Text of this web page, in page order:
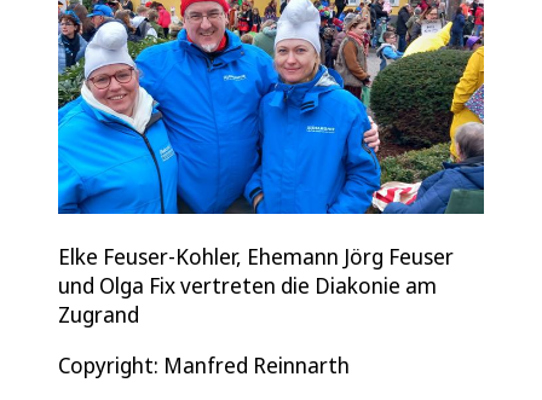
Elke Feuser-Kohler, Ehemann Jörg Feuser
und Olga Fix vertreten die Diakonie am
Zugrand
Copyright: Manfred Reinnarth